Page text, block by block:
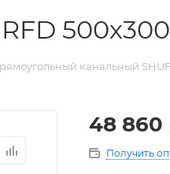
канальный
48 860
Получить